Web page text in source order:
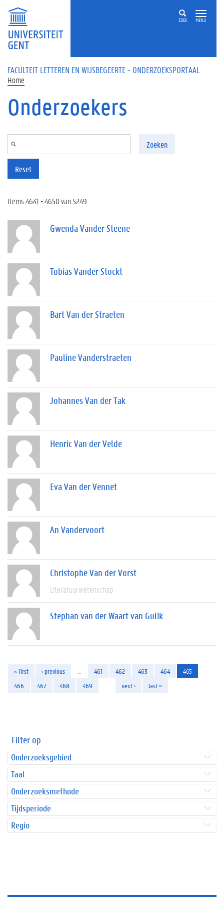
Overslaan en naar de inhoud gaan
ZOEK MENU
FACULTEIT LETTEREN EN WIJSBEGEERTE - ONDERZOEKSPORTAAL
Home
Onderzoekers
Zoeken
Reset
Items 4641 - 4650 van 5249
Gwenda Vander Steene
Tobias Vander Stockt
Bart Van der Straeten
Pauline Vanderstraeten
Johannes Van der Tak
Henric Van der Velde
Eva Van der Vennet
An Vandervoort
Christophe Van der Vorst
Literatuurwetenschap
Stephan van der Waart van Gulik
« first ‹ previous 461 462 463 464
465
466
467 468 469 next › last »
Filter op
Onderzoeksgebied
Taal
Onderzoeksmethode
Tijdsperiode
Regio